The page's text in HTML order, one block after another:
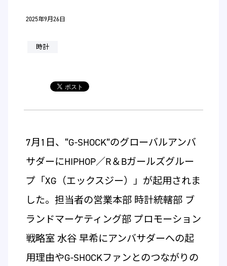
2025年9月26日
時計
7月1日、“G-SHOCK”のグローバルアンバ
サダーにHIPHOP／R＆Bガールズグルー
プ「XG（エックスジー）」が起用されま
した。担当者の営業本部 時計統轄部 ブ
ランドマーケティング部 プロモーション
戦略室 水谷 早希にアンバサダーへの起
用理由やG-SHOCKファンとのつながりの